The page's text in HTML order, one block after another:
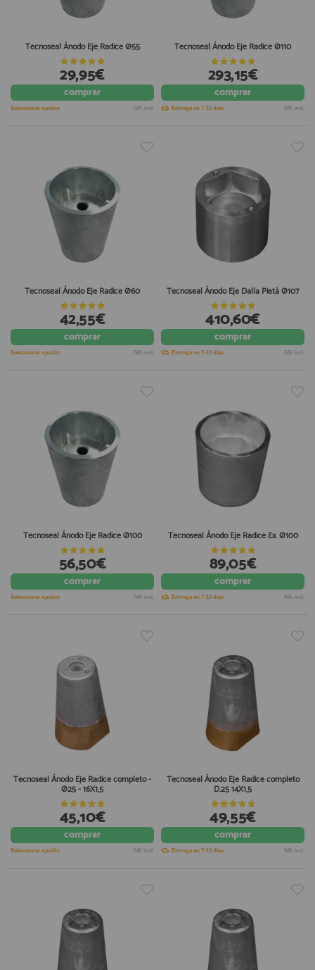
Tecnoseal Ánodo Eje Radice Ø55
29,95€
comprar
Seleccionar opción IVA incl.
Tecnoseal Ánodo Eje Radice Ø110
293,15€
comprar
Entrega en 7-10 días IVA incl.
Tecnoseal Ánodo Eje Radice Ø60
42,55€
comprar
Seleccionar opción IVA incl.
Tecnoseal Ánodo Eje Dalla Pietà Ø107
410,60€
comprar
Entrega en 7-10 días IVA incl.
Tecnoseal Ánodo Eje Radice Ø100
56,50€
comprar
Seleccionar opción IVA incl.
Tecnoseal Ánodo Eje Radice Ex. Ø100
89,05€
comprar
Entrega en 7-10 días IVA incl.
Tecnoseal Ánodo Eje Radice completo -
Ø25 - 16X1,5
45,10€
comprar
Seleccionar opción IVA incl.
Tecnoseal Ánodo Eje Radice completo
D.25 14X1,5
49,55€
comprar
Entrega en 7-10 días IVA incl.